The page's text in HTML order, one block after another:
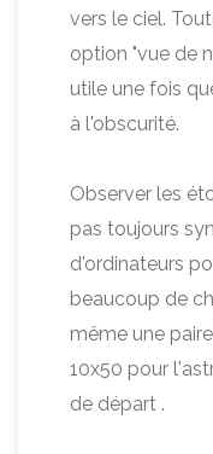
vers le ciel.
option "vue de
utile une fois
à l'obscurité.
Observer les
pas toujours
d'ordinateurs
beaucoup de
même une
10x50 pour
de départ .